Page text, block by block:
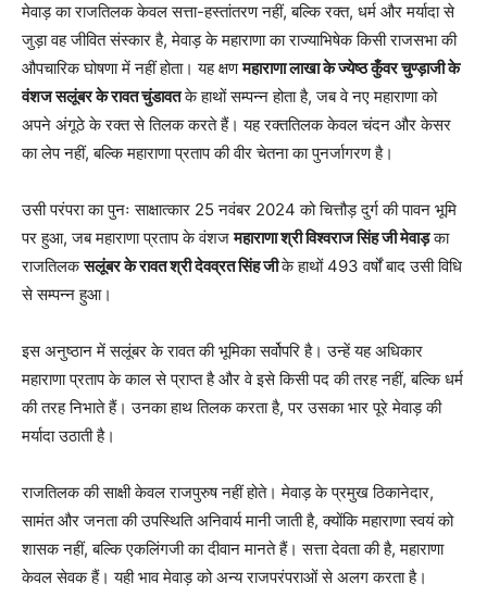
मेवाड़ का राजतिलक केवल सत्ता-हस्तांतरण नहीं, बल्कि रक्त, धर्म और मर्यादा से
जुड़ा वह जीवित संस्कार है, मेवाड़ के महाराणा का राज्याभिषेक किसी राजसभा की
औपचारिक घोषणा में नहीं होता। यह क्षणमहाराणा लाखा के ज्येष्ठ कुँवर चुण्ड़ाजी के
वंशज सलूंबर के रावत चुंडावतके हाथों सम्पन्न होता है, जब वे नए महाराणा को
अपने अंगूठे के रक्त से तिलक करते हैं। यह रक्ततिलक केवल चंदन और केसर
का लेप नहीं, बल्कि महाराणा प्रताप की वीर चेतना का पुनर्जागरण है।
उसी परंपरा का पुनः साक्षात्कार 25 नवंबर 2024 को चित्तौड़ दुर्ग की पावन भूमि
पर हुआ, जब महाराणा प्रताप के वंशजमहाराणा श्री विश्वराज सिंह जी मेवाड़का
राजतिलकसलूंबर के रावत श्री देवव्रत सिंह जीके हाथों 493 वर्षों बाद उसी विधि
से सम्पन्न हुआ।
इस अनुष्ठान में सलूंबर के रावत की भूमिका सर्वोपरि है। उन्हें यह अधिकार
महाराणा प्रताप के काल से प्राप्त है और वे इसे किसी पद की तरह नहीं, बल्कि धर्म
की तरह निभाते हैं। उनका हाथ तिलक करता है, पर उसका भार पूरे मेवाड़ की
मर्यादा उठाती है।
राजतिलक की साक्षी केवल राजपुरुष नहीं होते। मेवाड़ के प्रमुख ठिकानेदार,
सामंत और जनता की उपस्थिति अनिवार्य मानी जाती है, क्योंकि महाराणा स्वयं को
शासक नहीं, बल्कि एकलिंगजी का दीवान मानते हैं। सत्ता देवता की है, महाराणा
केवल सेवक हैं। यही भाव मेवाड़ को अन्य राजपरंपराओं से अलग करता है।